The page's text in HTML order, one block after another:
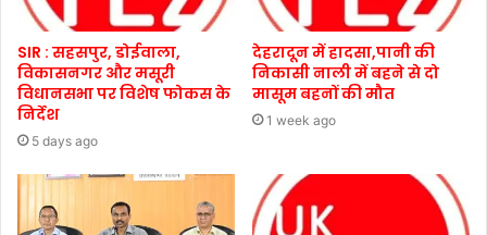
SIR : सहसपुर, डोईवाला,
विकासनगर और मसूरी
विधानसभा पर विशेष फोकस के
निर्देश
5 days ago
देहरादून में हादसा,पानी की
निकासी नाली में बहने से दो
मासूम बहनों की मौत
1 week ago